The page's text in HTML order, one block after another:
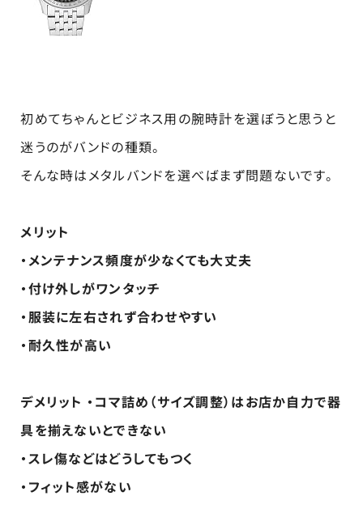
初めてちゃんとビジネス用の腕時計を選ぼうと思うと
迷うのがバンドの種類。
そんな時はメタルバンドを選べばまず問題ないです。
メリット
・メンテナンス頻度が少なくても大丈夫
・付け外しがワンタッチ
・服装に左右されず合わせやすい
・耐久性が高い
デメリット ・コマ詰め（サイズ調整）はお店か自力で器
具を揃えないとできない
・スレ傷などはどうしてもつく
・フィット感がない